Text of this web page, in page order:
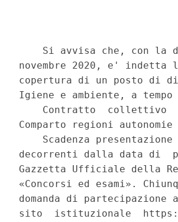
Si avvisa che, con la
novembre 2020, e'
copertura di un posto di
Igiene e ambiente, a
Contratto  collettivo
Comparto regioni
Scadenza
decorrenti dalla data di
Gazzetta Ufficiale della
«Concorsi ed esami».
domanda di
sito  istituzionale  https://